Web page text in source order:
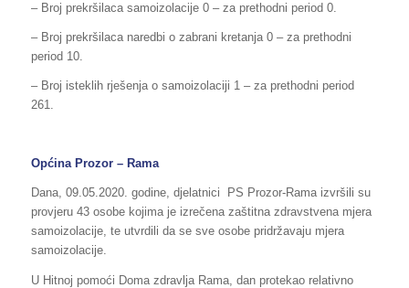
– Broj prekršilaca samoizolacije 0 – za prethodni period 0.
– Broj prekršilaca naredbi o zabrani kretanja 0 – za prethodni
period 10.
– Broj isteklih rješenja o samoizolaciji 1 – za prethodni period
261.
Općina Prozor – Rama
Dana, 09.05.2020. godine, djelatnici PS Prozor-Rama izvršili su
provjeru 43 osobe kojima je izrečena zaštitna zdravstvena mjera
samoizolacije, te utvrdili da se sve osobe pridržavaju mjera
samoizolacije.
U Hitnoj pomoći Doma zdravlja Rama, dan protekao relativno